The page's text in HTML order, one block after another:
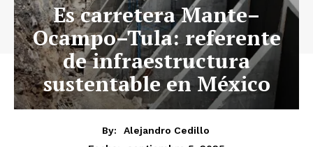
Es carretera Mante–
Ocampo–Tula: referente
de infraestructura
sustentable en México
By:
Alejandro Cedillo